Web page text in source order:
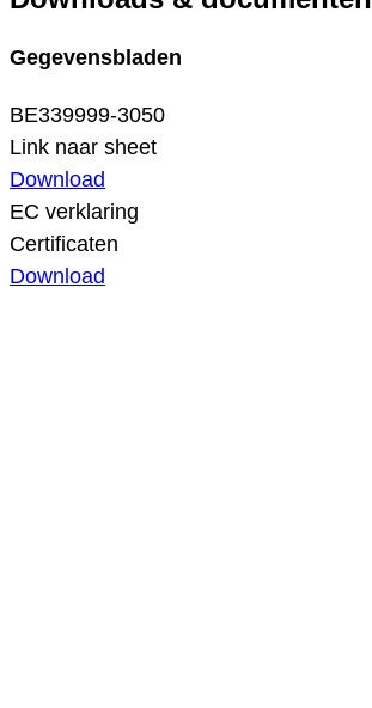
Gegevensbladen
BE339999-3050
Link naar sheet
Download
EC verklaring
Certificaten
Download